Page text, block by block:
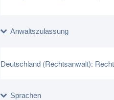
Anwaltszulassung
Deutschland (Rechtsanwalt):
Sprachen